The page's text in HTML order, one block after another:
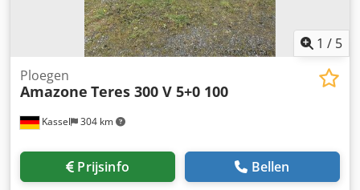
1 / 5
Kassel 304 km
Ploegen
Amazone Teres 300 V 5+0 100
Prijsinfo Bellen